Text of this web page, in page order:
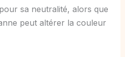
sa neutralité, alors que
peut altérer la couleur